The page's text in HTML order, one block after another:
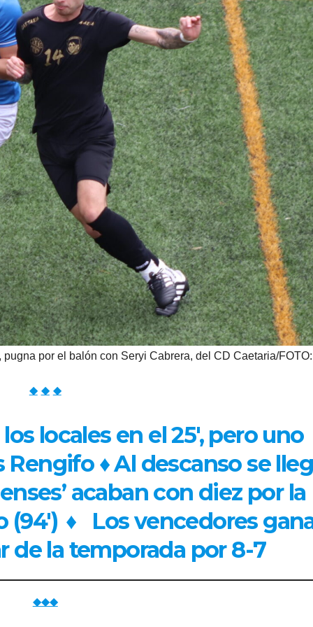
por el balón con Seryi Cabrera, del CD Caetaria/
◆ ◆ ◆
locales en el 25′, pero uno
♦ Al descanso se
acaban con diez por la
♦
Los vencedores
de la temporada por 8-7
◆◆◆